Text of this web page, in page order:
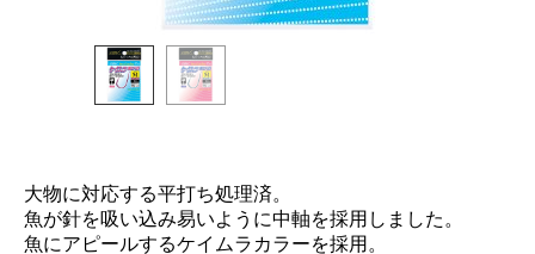
大物に対応する平打ち処理済。
魚が針を吸い込み易いように中軸を採用しました。
魚にアピールするケイムラカラーを採用。